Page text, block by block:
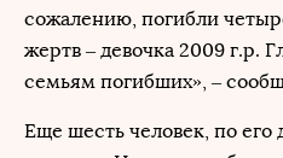
сожалению, погибли
жертв – девочка 2009 г.р.
семьям погибших», –
Еще шесть человек, по